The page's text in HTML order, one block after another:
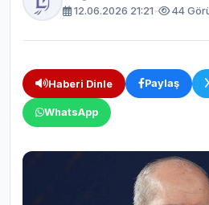
12.06.2026 21:21• 44
Haberi Dinle Paylaş
WhatsApp